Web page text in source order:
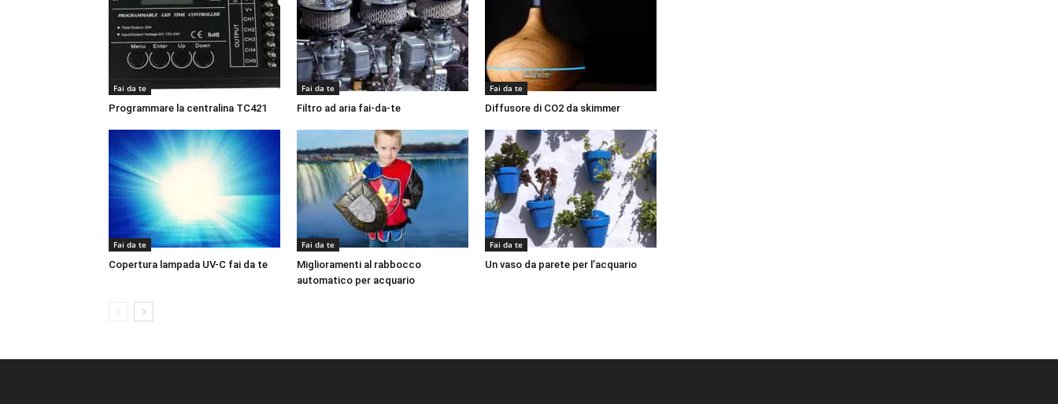
Fai da te
Programmare la centralina TC421
Fai da te
Filtro ad aria fai-da-te
Fai da te
Diffusore di CO2 da skimmer
Fai da te
Copertura lampada UV-C fai da te
Fai da te
Miglioramenti al rabbocco
automatico per acquario
Fai da te
Un vaso da parete per l’acquario